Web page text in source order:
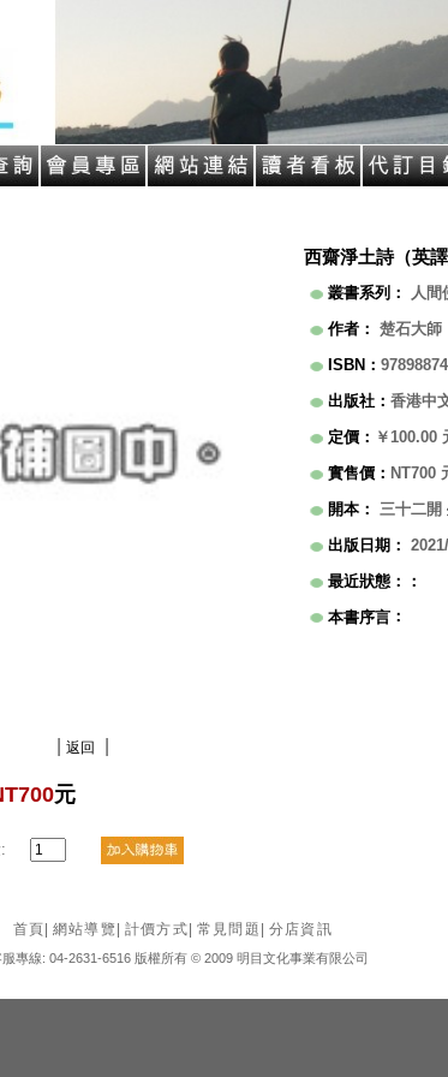
返回
元
西齋淨土詩（英譯
叢書系列 ：
人間
作者 ： 楚石大師
ISBN ：
出版社 ： 香港中
定價 ： ￥100.00
實售價 ： NT700
開本 ： 三十二開
出版日期 ：
最近狀態：
：
本書序言 ：
首頁 網站導覽 計價方式 常見問題 分店資訊
服專線: 04-2631-6516 版權所有 © 2009 明目文化事業有限公司